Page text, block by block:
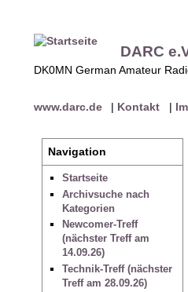
DARC
DK0MN German Amateur
www.darc.de | Kontakt |
Navigation
Startseite
Archivsuche nach
Kategorien
Newcomer-Treff
(nächster Treff am
14.09.26)
Technik-Treff (nächster
Treff am 28.09.26)